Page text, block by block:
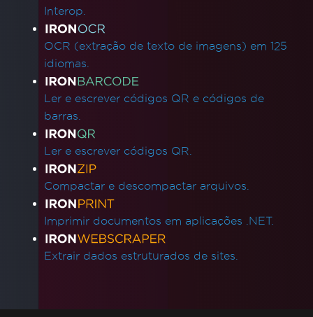
Interop.
OCR (extração de texto de imagens) em 125
idiomas.
Ler e escrever códigos QR e códigos de
barras.
Ler e escrever códigos QR.
Compactar e descompactar arquivos.
Imprimir documentos em aplicações .NET.
Extrair dados estruturados de sites.